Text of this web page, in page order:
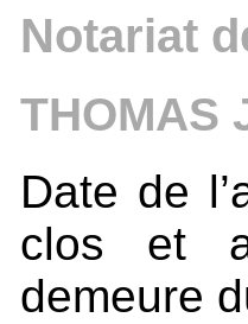
Notariat
THOMAS
Date de
clos et
demeure